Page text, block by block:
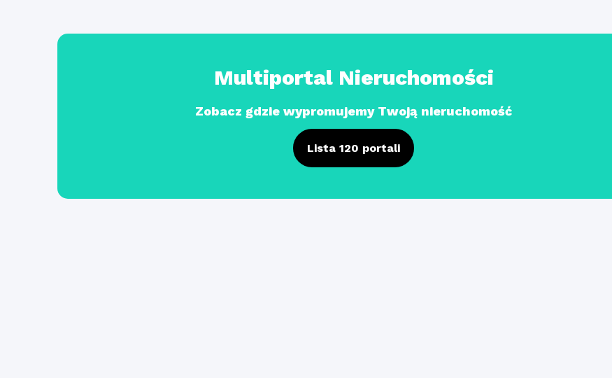
Multiportal Nieruchomości
Zobacz gdzie wypromujemy Twoją nieruchomość
Lista 120 portali